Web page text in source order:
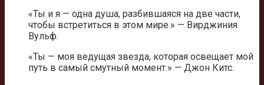
«Ты и я — одна душа, разбившаяся на две части,
чтобы встретиться в этом мире.» — Вирджиния
Вульф.
«Ты — моя ведущая звезда, которая освещает мой
путь в самый смутный момент.» — Джон Китс.